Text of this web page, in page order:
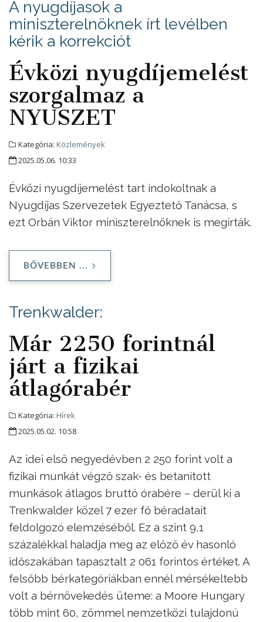
A nyugdíjasok a
miniszterelnöknek írt levélben
kérik a korrekciót
Évközi nyugdíjemelést
szorgalmaz a
NYUSZET
Kategória: Közlemények
2025.05.06. 10:33
Évközi nyugdíjemelést tart indokoltnak a
Nyugdíjas Szervezetek Egyeztető Tanácsa, s
ezt Orbán Viktor miniszterelnöknek is megírták.
BŐVEBBEN ...
Trenkwalder:
Már 2250 forintnál
járt a fizikai
átlagórabér
Kategória: Hírek
2025.05.02. 10:58
Az idei első negyedévben 2 250 forint volt a
fizikai munkát végző szak- és betanított
munkások átlagos bruttó órabére – derül ki a
Trenkwalder közel 7 ezer fő béradatait
feldolgozó elemzéséből. Ez a szint 9,1
százalékkal haladja meg az előző év hasonló
időszakában tapasztalt 2 061 forintos értéket. A
felsőbb bérkategóriákban ennél mérsékeltebb
volt a bérnövekedés üteme: a Moore Hungary
több mint 60, zömmel nemzetközi tulajdonú